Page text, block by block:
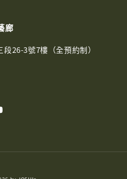
廊
26-3號7樓（全預約制）